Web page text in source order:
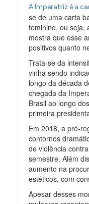
A Imperatriz é a
se de uma carta
feminino, ou seja,
mostra que esse
positivos quanto
Trata-se da
vinha sendo
longo da década
chegada da
Brasil ao longo
primeira
Em 2018, a pré-
contornos
de violência
semestre. Além
aumento na
estéticos, com
Apesar desses